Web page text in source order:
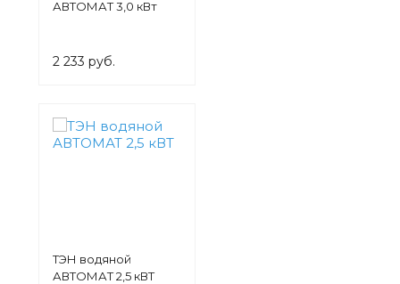
АВТОМАТ 3,0 кВт
2 233 руб.
ТЭН водяной
АВТОМАТ 2,5 кВТ